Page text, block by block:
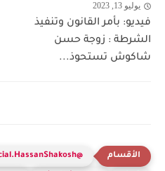
يوليو 13, 2023
فيديو: بأمر القانون وتنفيذ
الشرطة : زوجة حسن
شاكوش تستحوذ...
@Official.HassanShakosh